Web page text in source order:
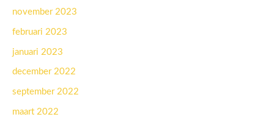
november 2023
februari 2023
januari 2023
december 2022
september 2022
maart 2022